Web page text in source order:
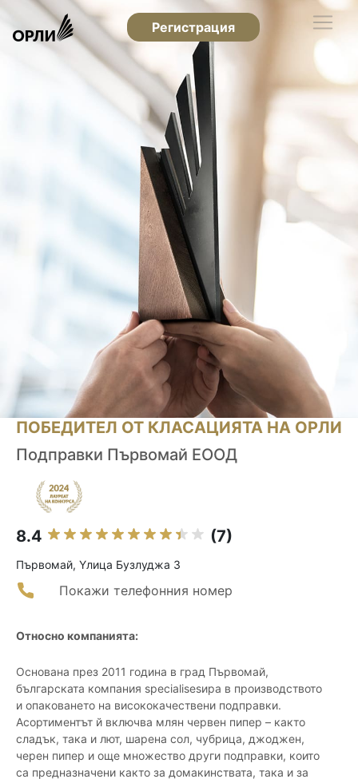
Регистрация
ПОБЕДИТЕЛ ОТ КЛАСАЦИЯТА НА ОРЛИ
Подправки Първомай ЕООД
8.4 (7)
Първомай, Yлица Бузлуджа 3
Покажи телефонния номер
Относно компанията:
Основана през 2011 година в град Първомай,
българската компания specialisesира в производството
и опаковането на висококачествени подправки.
Асортиментът й включва млян червен пипер – както
сладък, така и лют, шарена сол, чубрица, джоджен,
черен пипер и още множество други подправки, които
са предназначени както за домакинствата, така и за